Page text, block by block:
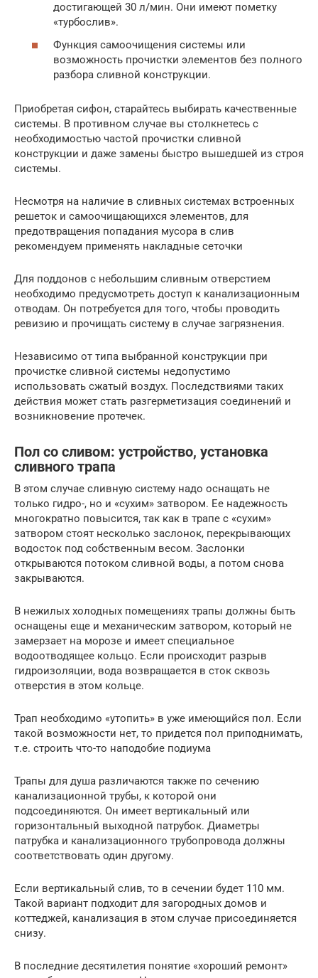
достигающей 30 л/мин. Они имеют пометку
«турбослив».
Функция самоочищения системы или
возможность прочистки элементов без полного
разбора сливной конструкции.
Приобретая сифон, старайтесь выбирать качественные
системы. В противном случае вы столкнетесь с
необходимостью частой прочистки сливной
конструкции и даже замены быстро вышедшей из строя
системы.
Несмотря на наличие в сливных системах встроенных
решеток и самоочищающихся элементов, для
предотвращения попадания мусора в слив
рекомендуем применять накладные сеточки
Для поддонов с небольшим сливным отверстием
необходимо предусмотреть доступ к канализационным
отводам. Он потребуется для того, чтобы проводить
ревизию и прочищать систему в случае загрязнения.
Независимо от типа выбранной конструкции при
прочистке сливной системы недопустимо
использовать сжатый воздух. Последствиями таких
действия может стать разгерметизация соединений и
возникновение протечек.
Пол со сливом: устройство, установка
сливного трапа
В этом случае сливную систему надо оснащать не
только гидро-, но и «сухим» затвором. Ее надежность
многократно повысится, так как в трапе с «сухим»
затвором стоят несколько заслонок, перекрывающих
водосток под собственным весом. Заслонки
открываются потоком сливной воды, а потом снова
закрываются.
В нежилых холодных помещениях трапы должны быть
оснащены еще и механическим затвором, который не
замерзает на морозе и имеет специальное
водоотводящее кольцо. Если происходит разрыв
гидроизоляции, вода возвращается в сток сквозь
отверстия в этом кольце.
Трап необходимо «утопить» в уже имеющийся пол. Если
такой возможности нет, то придется пол приподнимать,
т.е. строить что-то наподобие подиума
Трапы для душа различаются также по сечению
канализационной трубы, к которой они
подсоединяются. Он имеет вертикальный или
горизонтальный выходной патрубок. Диаметры
патрубка и канализационного трубопровода должны
соответствовать один другому.
Если вертикальный слив, то в сечении будет 110 мм.
Такой вариант подходит для загородных домов и
коттеджей, канализация в этом случае присоединяется
снизу.
В последние десятилетия понятие «хороший ремонт»